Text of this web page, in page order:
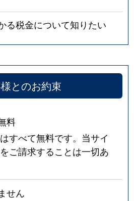
る税金について知りたい
とのお約束
料
すべて無料です。当サイ
ご請求することは一切あ
せん